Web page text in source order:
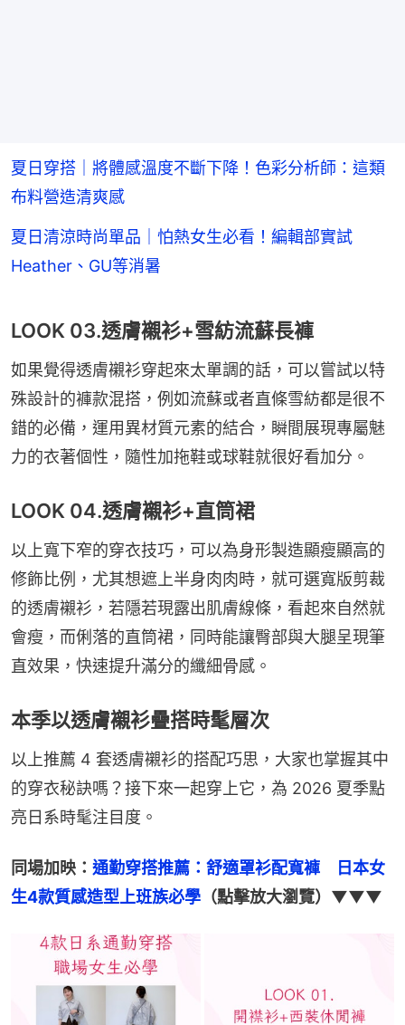
夏日穿搭｜將體感溫度不斷下降！色彩分析師：這類
布料營造清爽感
夏日清涼時尚單品｜怕熱女生必看！編輯部實試
Heather、GU等消暑
LOOK 03.透膚襯衫+雪紡流蘇長褲
如果覺得透膚襯衫穿起來太單調的話，可以嘗試以特
殊設計的褲款混搭，例如流蘇或者直條雪紡都是很不
錯的必備，運用異材質元素的結合，瞬間展現專屬魅
力的衣著個性，隨性加拖鞋或球鞋就很好看加分。
LOOK 04.透膚襯衫+直筒裙
以上寬下窄的穿衣技巧，可以為身形製造顯瘦顯高的
修飾比例，尤其想遮上半身肉肉時，就可選寬版剪裁
的透膚襯衫，若隱若現露出肌膚線條，看起來自然就
會瘦，而俐落的直筒裙，同時能讓臀部與大腿呈現筆
直效果，快速提升滿分的纖細骨感。
本季以透膚襯衫疊搭時髦層次
以上推薦 4 套透膚襯衫的搭配巧思，大家也掌握其中
的穿衣秘訣嗎？接下來一起穿上它，為 2026 夏季點
亮日系時髦注目度。
同場加映： 通勤穿搭推薦：舒適罩衫配寬褲　日本女
生4款質感造型上班族必學 （點擊放大瀏覽）▼▼▼